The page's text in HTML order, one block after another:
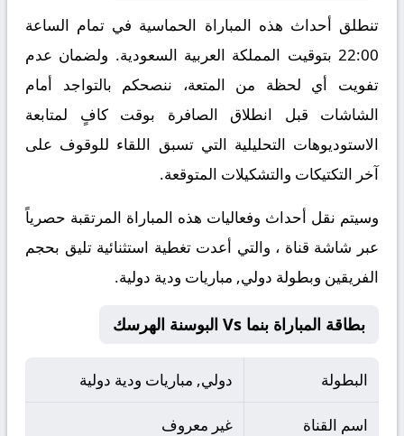
تنطلق أحداث هذه المباراة الحماسية في تمام الساعة
22:00 بتوقيت المملكة العربية السعودية. ولضمان عدم
تفويت أي لحظة من المتعة، ننصحكم بالتواجد أمام
الشاشات قبل انطلاق الصافرة بوقت كافٍ لمتابعة
الاستوديوهات التحليلية التي تسبق اللقاء للوقوف على
آخر التكتيكات والتشكيلات المتوقعة.
​وسيتم نقل أحداث وفعاليات هذه المباراة المرتقبة حصرياً
عبر شاشة قناة ، والتي أعدت تغطية استثنائية تليق بحجم
الفريقين وبطولة دولي, مباريات ودية دولية.
بطاقة المباراة بنما Vs البوسنة الهرسك
البطولة دولي, مباريات ودية دولية
اسم القناة غير معروف